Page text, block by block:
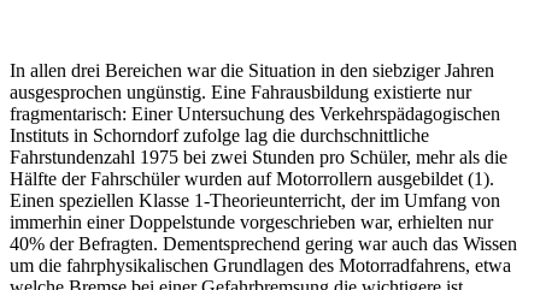
In allen drei Bereichen war die Situation in den siebziger Jahren
ausgesprochen ungünstig. Eine Fahrausbildung existierte nur
fragmentarisch: Einer Untersuchung des Verkehrspädagogischen
Instituts in Schorndorf zufolge lag die durchschnittliche
Fahrstundenzahl 1975 bei zwei Stunden pro Schüler, mehr als die
Hälfte der Fahrschüler wurden auf Motorrollern ausgebildet (1).
Einen speziellen Klasse 1-Theorieunterricht, der im Umfang von
immerhin einer Doppelstunde vorgeschrieben war, erhielten nur
40% der Befragten. Dementsprechend gering war auch das Wissen
um die fahrphysikalischen Grundlagen des Motorradfahrens, etwa